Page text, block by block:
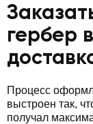
гербер
Процесс
выстроен так,
получал